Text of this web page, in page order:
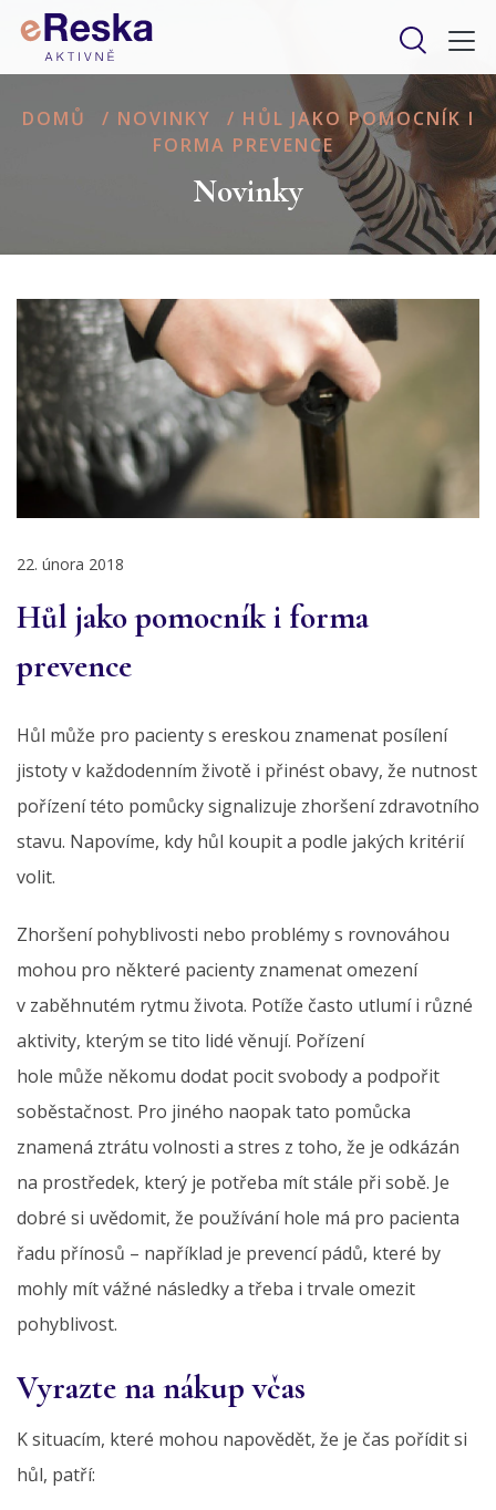
DOMŮ / NOVINKY / HŮL JAKO POMOCNÍK I
FORMA PREVENCE
Novinky
22. února 2018
Hůl jako pomocník i forma
prevence
Hůl může pro pacienty s ereskou znamenat posílení
jistoty v každodenním životě i přinést obavy, že nutnost
pořízení této pomůcky signalizuje zhoršení zdravotního
stavu. Napovíme, kdy hůl koupit a podle jakých kritérií
volit.
Zhoršení pohyblivosti nebo problémy s rovnováhou
mohou pro některé pacienty znamenat omezení
v zaběhnutém rytmu života. Potíže často utlumí i různé
aktivity, kterým se tito lidé věnují. Pořízení
hole může někomu dodat pocit svobody a podpořit
soběstačnost. Pro jiného naopak tato pomůcka
znamená ztrátu volnosti a stres z toho, že je odkázán
na prostředek, který je potřeba mít stále při sobě. Je
dobré si uvědomit, že používání hole má pro pacienta
řadu přínosů – například je prevencí pádů, které by
mohly mít vážné následky a třeba i trvale omezit
pohyblivost.
Vyrazte na nákup včas
K situacím, které mohou napovědět, že je čas pořídit si
hůl, patří: